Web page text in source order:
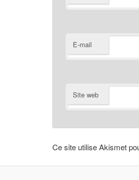
E-mail
Site web
Ce site utilise Akismet